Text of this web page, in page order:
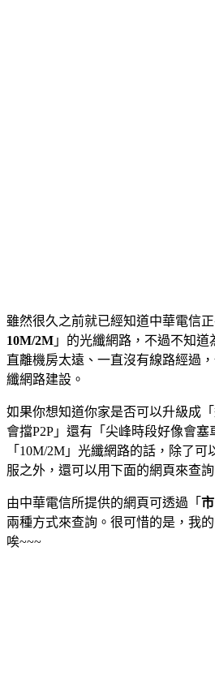
雖然很久之前就已經知道中華電信正
10M/2M 」的光纖網路，不過不知
直離機房太遠、一直沒有線路經過
纖網路建設。
如果你想知道你家是否可以升級成
會擋P2P」還有「尖峰時段好像會
「10M/2M」光纖網路的話，除了
服之外，還可以用下面的網頁來查詢
由中華電信所提供的網頁可透過「
兩種方式來查詢。很可惜的是，我
唉~~~